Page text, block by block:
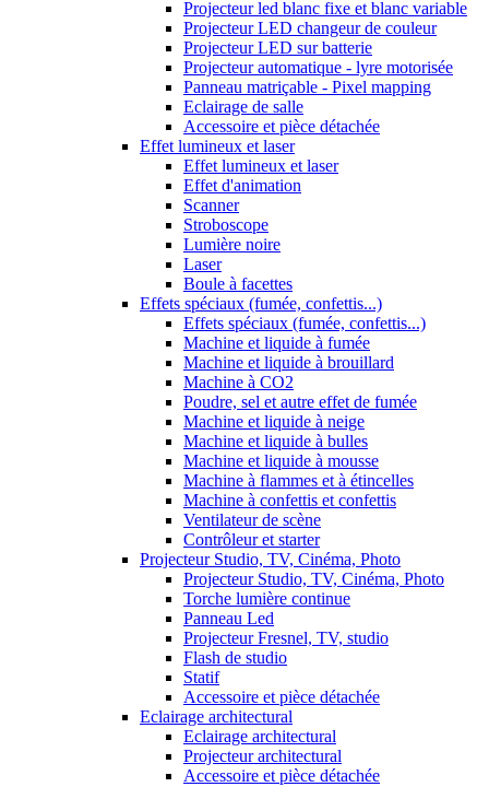
Projecteur led blanc fixe et blanc variable
Projecteur LED changeur de couleur
Projecteur LED sur batterie
Projecteur automatique - lyre motorisée
Panneau matriçable - Pixel mapping
Eclairage de salle
Accessoire et pièce détachée
Effet lumineux et laser
Effet lumineux et laser
Effet d'animation
Scanner
Stroboscope
Lumière noire
Laser
Boule à facettes
Effets spéciaux (fumée, confettis...)
Effets spéciaux (fumée, confettis...)
Machine et liquide à fumée
Machine et liquide à brouillard
Machine à CO2
Poudre, sel et autre effet de fumée
Machine et liquide à neige
Machine et liquide à bulles
Machine et liquide à mousse
Machine à flammes et à étincelles
Machine à confettis et confettis
Ventilateur de scène
Contrôleur et starter
Projecteur Studio, TV, Cinéma, Photo
Projecteur Studio, TV, Cinéma, Photo
Torche lumière continue
Panneau Led
Projecteur Fresnel, TV, studio
Flash de studio
Statif
Accessoire et pièce détachée
Eclairage architectural
Eclairage architectural
Projecteur architectural
Accessoire et pièce détachée